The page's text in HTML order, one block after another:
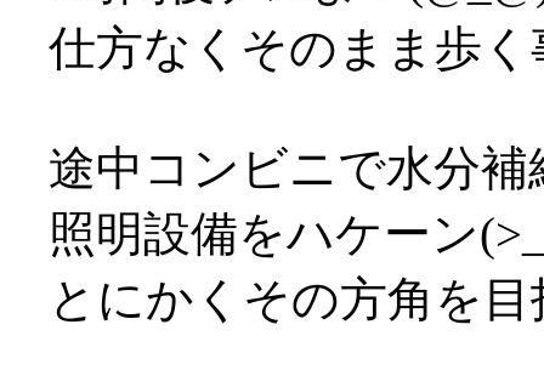
仕方なくそのまま歩く
途中コンビニで水分
照明設備をハケーン
とにかくその方角を